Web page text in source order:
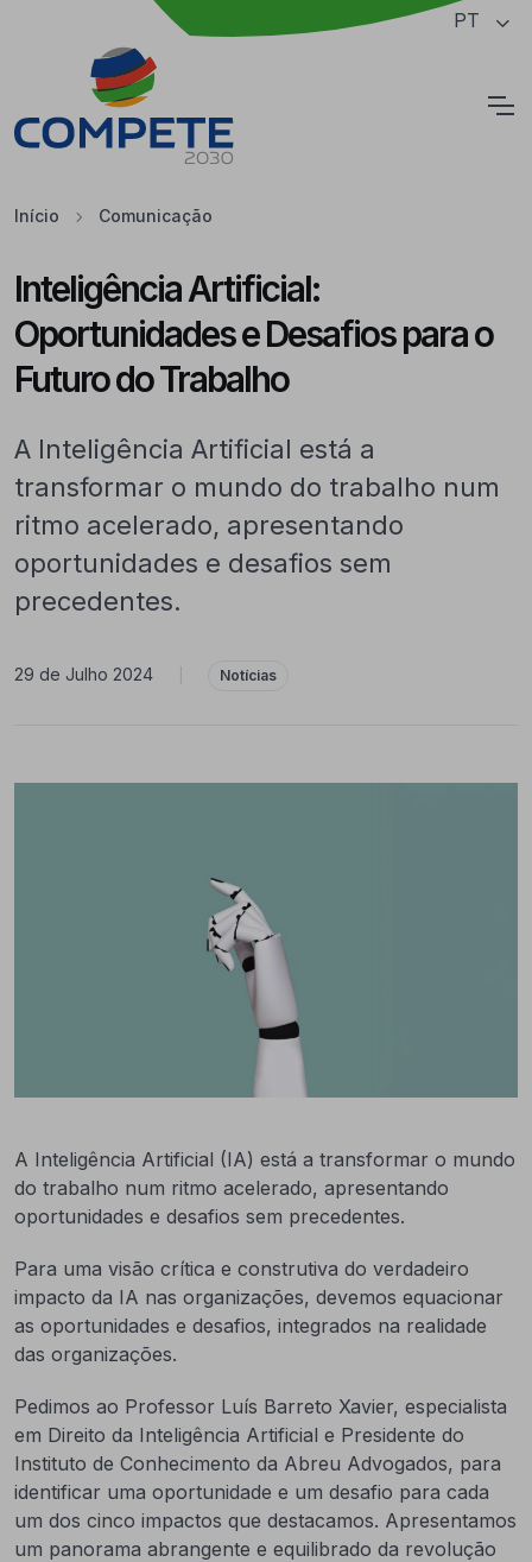
Saltar para o conteúdo principal da página PT
Início Comunicação
Inteligência Artificial:
Oportunidades e Desafios para o
Futuro do Trabalho
A Inteligência Artificial está a
transformar o mundo do trabalho num
ritmo acelerado, apresentando
oportunidades e desafios sem
precedentes.
29 de Julho 2024 Notícias
A Inteligência Artificial (IA) está a transformar o mundo
do trabalho num ritmo acelerado, apresentando
oportunidades e desafios sem precedentes.
Para uma visão crítica e construtiva do verdadeiro
impacto da IA nas organizações, devemos equacionar
as oportunidades e desafios, integrados na realidade
das organizações.
Pedimos ao Professor Luís Barreto Xavier, especialista
em Direito da Inteligência Artificial e Presidente do
Instituto de Conhecimento da Abreu Advogados, para
identificar uma oportunidade e um desafio para cada
um dos cinco impactos que destacamos. Apresentamos
um panorama abrangente e equilibrado da revolução